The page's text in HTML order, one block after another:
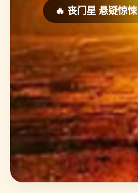
🔥 丧门星 悬疑惊悚